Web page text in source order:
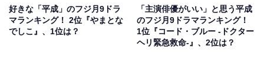
水上恒司さんが出演しました。
真夏の海を舞台に、8人の男女による恋愛群像劇が描か
好きな「平成」のフジ月9ドラ
マランキング！ 2位『やまとな
でしこ』、1位は？
「主演俳優がいい」と思う平成
のフジ月9ドラマランキング！
1位『コード・ブルー -ドクター
ヘリ緊急救命-』、2位は？